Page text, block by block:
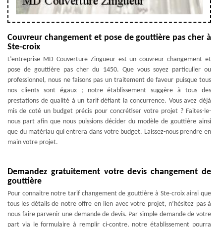
Couvreur changement et pose de gouttière pas cher à
Ste-croix
L’entreprise MD Couverture Zingueur est un couvreur changement et
pose de gouttière pas cher du 1450. Que vous soyez particulier ou
professionnel, nous ne faisons pas un traitement de faveur puisque tous
nos clients sont égaux ; notre établissement suggère à tous des
prestations de qualité à un tarif défiant la concurrence. Vous avez déjà
mis de coté un budget précis pour concrétiser votre projet ? Faites-le-
nous part afin que nous puissions décider du modèle de gouttière ainsi
que du matériau qui entrera dans votre budget. Laissez-nous prendre en
main votre projet.
Demandez gratuitement votre devis changement de
gouttière
Pour connaitre notre tarif changement de gouttière à Ste-croix ainsi que
tous les détails de notre offre en lien avec votre projet, n’hésitez pas à
nous faire parvenir une demande de devis. Par simple demande de votre
part via le formulaire à remplir ci-contre, notre établissement pourra